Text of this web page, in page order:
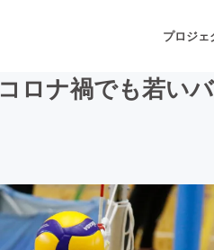
プロジェ
音楽
コロナ禍でも若い